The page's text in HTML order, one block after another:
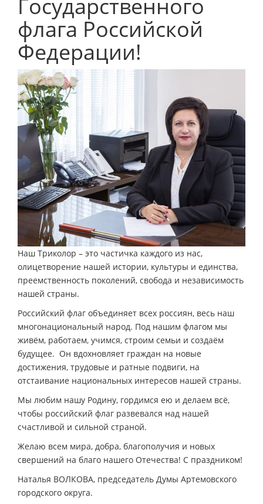
Государственного
флага Российской
Федерации!
Наш Триколор – это частичка каждого из нас,
олицетворение нашей истории, культуры и единства,
преемственность поколений, свобода и независимость
нашей страны.
Российский флаг объединяет всех россиян, весь наш
многонациональный народ. Под нашим флагом мы
живём, работаем, учимся, строим семьи и создаём
будущее. Он вдохновляет граждан на новые
достижения, трудовые и ратные подвиги, на
отстаивание национальных интересов нашей страны.
Мы любим нашу Родину, гордимся ею и делаем всё,
чтобы российский флаг развевался над нашей
счастливой и сильной страной.
Желаю всем мира, добра, благополучия и новых
свершений на благо нашего Отечества! С праздником!
Наталья ВОЛКОВА, председатель Думы Артемовского
городского округа.